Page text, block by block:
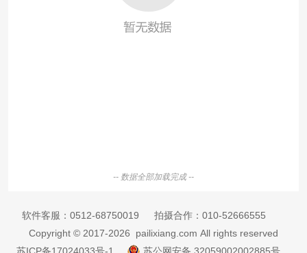
-- 数据全部加载完成 --
软件客服： 0512-68750019 拍摄合作： 010-52666555
Copyright © 2017-2026 pailixiang.com All rights reserved
苏ICP备17024033号-1
苏公网安备 32059002002885号